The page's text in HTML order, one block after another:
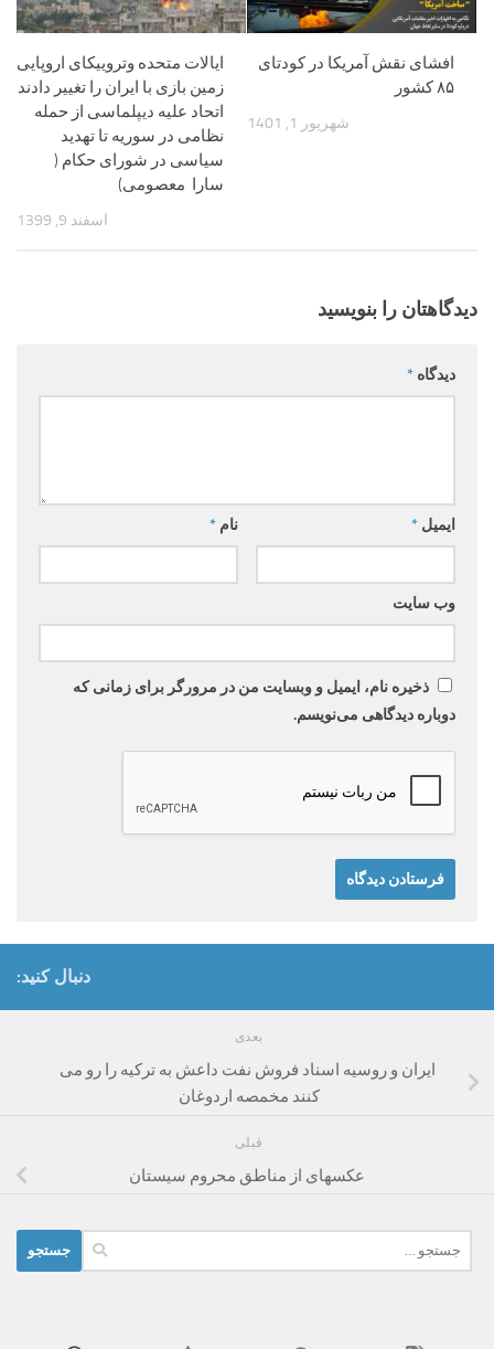
ایالات متحده وتروییکای اروپایی
زمین بازی با ایران را تغییر دادند
اتحاد علیه دیپلماسی از حمله
نظامی در سوریه تا تهدید
سیاسی در شورای حکام (
سارا معصومی)
اسفند 9, 1399
افشای نقش آمریکا در کودتای
۸۵ کشور
شهریور 1, 1401
دیدگاهتان را بنویسید
دیدگاه *
نام * ایمیل *
وب‌ سایت
ذخیره نام، ایمیل و وبسایت من در مرورگر برای زمانی که
دوباره دیدگاهی می‌نویسم.
دنبال کنید:
بعدی
ایران و روسیه اسناد فروش نفت داعش به ترکیه را رو می
کنند مخمصه اردوغان ‏
قبلی
عکسهای از مناطق محروم سیستان
برای: